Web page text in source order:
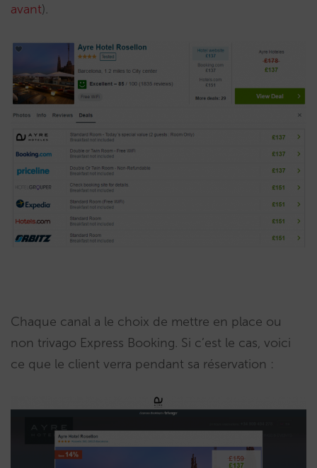
avant).
Chaque canal a le choix de mettre en place ou
non trivago Express Booking. Si c’est le cas, voici
ce que le client verra pendant sa réservation :